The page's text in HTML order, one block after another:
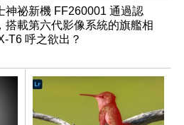
神祕新機 FF260001 通過認
搭載第六代影像系統的旗艦相
T6 呼之欲出？